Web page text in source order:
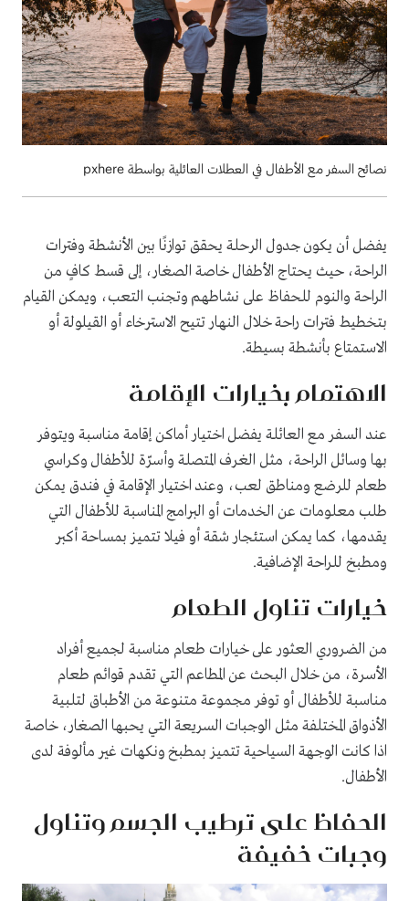
نصائح السفر مع الأطفال في العطلات العائلية بواسطة pxhere
يفضل أن يكون جدول الرحلة يحقق توازنًا بين الأنشطة وفترات
الراحة، حيث يحتاج الأطفال خاصة الصغار، إلى قسط كافٍ من
الراحة والنوم للحفاظ على نشاطهم وتجنب التعب، ويمكن القيام
بتخطيط فترات راحة خلال النهار تتيح الاسترخاء أو القيلولة أو
الاستمتاع بأنشطة بسيطة.
الاهتمام بخيارات الإقامة
عند السفر مع العائلة يفضل اختيار أماكن إقامة مناسبة ويتوفر
بها وسائل الراحة، مثل الغرف المتصلة وأسرّة للأطفال وكراسي
طعام للرضع ومناطق لعب، وعند اختيار الإقامة في فندق يمكن
طلب معلومات عن الخدمات أو البرامج المناسبة للأطفال التي
يقدمها، كما يمكن استئجار شقة أو فيلا تتميز بمساحة أكبر
ومطبخ للراحة الإضافية.
خيارات تناول الطعام
من الضروري العثور على خيارات طعام مناسبة لجميع أفراد
الأسرة، من خلال البحث عن المطاعم التي تقدم قوائم طعام
مناسبة للأطفال أو توفر مجموعة متنوعة من الأطباق لتلبية
الأذواق المختلفة مثل الوجبات السريعة التي يحبها الصغار، خاصة
اذا كانت الوجهة السياحية تتميز بمطبخ ونكهات غير مألوفة لدى
الأطفال.
الحفاظ على ترطيب الجسم وتناول
وجبات خفيفة